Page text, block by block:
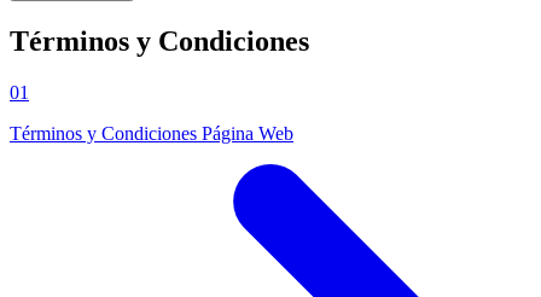
Términos y Condiciones
01
Términos y Condiciones Página Web